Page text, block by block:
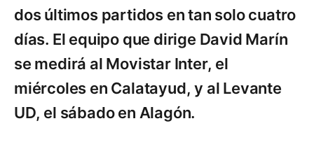
dos últimos partidos en tan solo cuatro
días. El equipo que dirige David Marín
se medirá al Movistar Inter, el
miércoles en Calatayud, y al Levante
UD, el sábado en Alagón.